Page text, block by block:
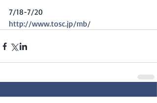
7/18-7/20
http://www.tosc.jp/mb/